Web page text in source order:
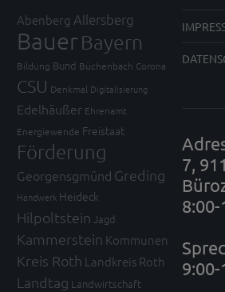
Abenberg Allersberg
Bauer Bayern
Bildung Bund Büchenbach Corona
CSU Denkmal Digitalisierung
Edelhäußer Ehrenamt
Energiewende Freistaat
Förderung
Georgensgmünd Greding
Handwerk Heideck
Hilpoltstein Jagd
Kammerstein Kommunen
Kreis Roth Landkreis Roth
Landtag Landwirtschaft
7,